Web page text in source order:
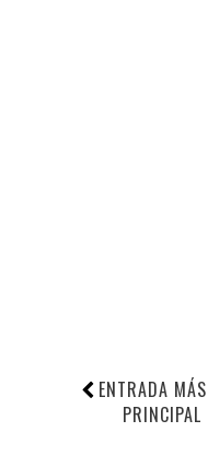
ENTRADA
PRINCIPAL